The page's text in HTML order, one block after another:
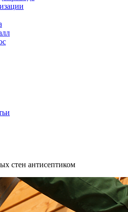
стен антисептиком